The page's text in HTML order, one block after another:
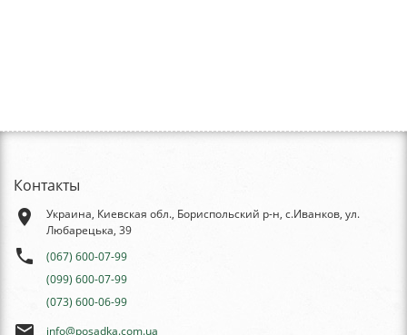
Контакты
place
Украина, Киевская обл., Бориспольский р-н, с.Иванков, ул.
Любарецька, 39
phone
(067) 600-07-99
(099) 600-07-99
(073) 600-06-99
info@posadka.com.ua